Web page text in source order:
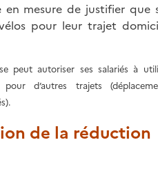
en mesure de justifier que
pour leur trajet
peut autoriser ses salariés à
d’autres trajets
de la réduction